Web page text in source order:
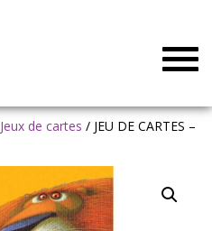
Jeux de cartes / JEU DE CARTES –